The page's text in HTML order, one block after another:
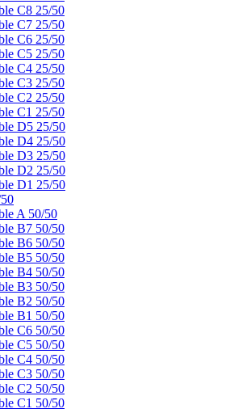
C8 25/50
C7 25/50
C6 25/50
C5 25/50
C4 25/50
C3 25/50
C2 25/50
C1 25/50
D5 25/50
D4 25/50
D3 25/50
D2 25/50
D1 25/50
A 50/50
B7 50/50
B6 50/50
B5 50/50
B4 50/50
B3 50/50
B2 50/50
B1 50/50
C6 50/50
C5 50/50
C4 50/50
C3 50/50
C2 50/50
C1 50/50